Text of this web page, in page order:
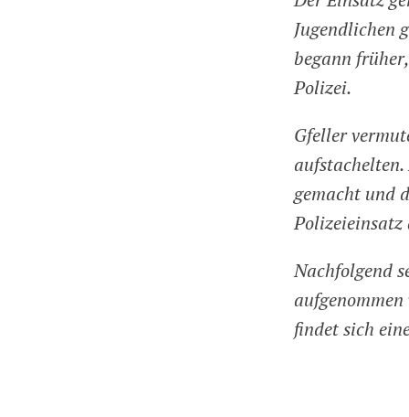
Jugendlichen
begann
Polizei.
Gfeller
gemacht und
Nachfolgend
findet sich